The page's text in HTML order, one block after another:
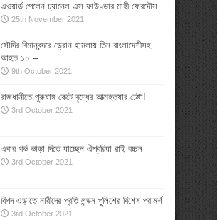
এওয়ার্ড পেলেন চ্যানেল এস ফাউণ্ডার মাহী ফেরদৌস
25th November 2021
সৌদির বিমানবন্দরে ড্রোন হামলায় তিন বাংলাদেশীসহ
আহত ১০ –
9th October 2021
রাজধানীতে পুরুষাঙ্গ কেটে বৃদ্ধের আত্মহত্যার চেষ্টা!
3rd October 2021
এবার গর্ভ ভাড়া দিতে যাচ্ছেন ঐশ্বরিয়া রাই বচ্চন
3rd October 2021
বিপদ এড়াতে নারীদের প্রতি লন্ডন পুলিশের বিশেষ পরামর্শ
3rd October 2021